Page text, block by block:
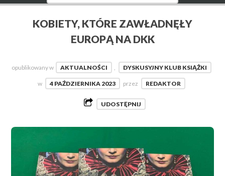
KOBIETY, KTÓRE ZAWŁADNĘŁY
EUROPĄ NA DKK
opublikowany w AKTUALNOŚCI , DYSKUSYJNY KLUB KSIĄŻKI
w 4 PAŹDZIERNIKA 2023 przez REDAKTOR
UDOSTĘPNIJ